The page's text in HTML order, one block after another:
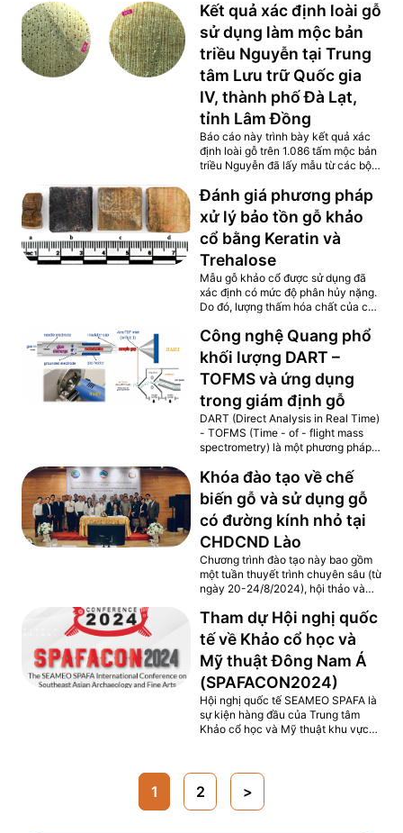
Long được tiến hành trong năm
2022. Kết quả đánh giá trên 848
mẫu gỗ khảo cổ cho thấy sự đa
dạng về loài gỗ và mức độ phân hủy
của các mẫu này. Kết quả xác định
cho thấy có 17 loài gỗ: Cau (Areca
catechu), Mít (Artocarpus sp.), Dâu
da đất (Baccaurea ramiflora), Chè...
Kết quả xác định loài gỗ
sử dụng làm mộc bản
triều Nguyễn tại Trung
tâm Lưu trữ Quốc gia
IV, thành phố Đà Lạt,
tỉnh Lâm Đồng
Báo cáo này trình bày kết quả xác
định loài gỗ trên 1.086 tấm mộc bản
triều Nguyễn đã lấy mẫu từ các bộ
Trung tâm Lưu trữ Quốc gia IV, Cục
Văn thư và Lưu trữ nhà nước. Quá
trình nghiên cứu đã xác định được
02 loại gỗ (gỗ Thực quả và gỗ Thị)
sử dụng để chế tác mộc bản triều
Nguyễn. Kết quả đánh giá sơ bộ cho
thấy cả 2 loại gỗ đều dễ bị nấm xâm
hại. Tuy nhiên, trong...
Đánh giá phương pháp
xử lý bảo tồn gỗ khảo
cổ bằng Keratin và
Trehalose
Mẫu gỗ khảo cổ được sử dụng đã
xác định có mức độ phân hủy nặng.
Do đó, lượng thấm hóa chất của các
Các mẫu thử được xử lý bằng
keratin và trehalose đều có độ ổn
định kích thước cao. Hệ số chống
co rút ASE của các mẫu thử đều
vượt yêu cầu là 75%. Các phương
pháp xử lý về bước đầu cho thấy kết
quả rất khả quan khi sử dụng
keratin và trehalose, hai loại vật liệu
xanh,...
Công nghệ Quang phổ
khối lượng DART –
TOFMS và ứng dụng
trong giám định gỗ
DART (Direct Analysis in Real Time)
- TOFMS (Time - of - flight mass
spectrometry) là một phương pháp
tự động hoàn toàn căn cứ vào so
sánh kết quả phân tích quang phổ
khối lượng về thành phần hóa học
của các hợp chất có trong gỗ (dấu
vân tay hóa học) với thời gian phân
tích rất nhanh (khoảng 10 – 15 phút)
với tỷ lệ chính xác rất cao. Hình 1.
Nguyên lý hoạt động...
Khóa đào tạo về chế
biến gỗ và sử dụng gỗ
có đường kính nhỏ tại
CHDCND Lào
Chương trình đào tạo này bao gồm
một tuần thuyết trình chuyên sâu (từ
ngày 20-24/8/2024), hội thảo và
Chương trình do Trung tâm nghiên
cứu lâm nghiệp của NAFRI điều phối
và các bài giảng được giảng dạy bởi
các chuyên gia về các chủ đề liên
quan từ NAFRI và các cơ quan liên
quan khác, bao gồm cả khu vực tư
nhân. Các bài giảng bao gồm nhiều
chủ đề đa ngành liên quan đến...
Tham dự Hội nghị quốc
tế về Khảo cổ học và
Mỹ thuật Đông Nam Á
(SPAFACON2024)
Hội nghị quốc tế SEAMEO SPAFA là
sự kiện hàng đầu của Trung tâm
Khảo cổ học và Mỹ thuật khu vực
sản văn hóa từ khắp nơi trên thế
giới. Cuộc họp là cuộc trao đổi ý
tưởng và kết quả nghiên cứu sôi nổi
1 2 >